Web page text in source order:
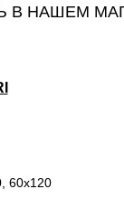
В НАШЕМ
60x120